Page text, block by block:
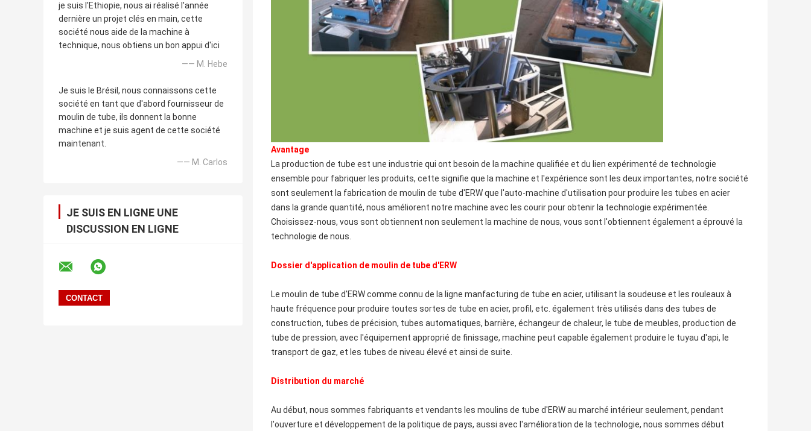
je suis l'Ethiopie, nous ai réalisé l'année
dernière un projet clés en main, cette
société nous aide de la machine à
technique, nous obtiens un bon appui d'ici
—— M. Hebe
Je suis le Brésil, nous connaissons cette
société en tant que d'abord fournisseur de
moulin de tube, ils donnent la bonne
machine et je suis agent de cette société
maintenant.
—— M. Carlos
JE SUIS EN LIGNE UNE
DISCUSSION EN LIGNE
Avantage
La production de tube est une industrie qui ont besoin de la machine qualifiée et du lien expérimenté de technologie
ensemble pour fabriquer les produits, cette signifie que la machine et l'expérience sont les deux importantes, notre société
sont seulement la fabrication de moulin de tube d'ERW que l'auto-machine d'utilisation pour produire les tubes en acier
dans la grande quantité, nous améliorent notre machine avec les courir pour obtenir la technologie expérimentée.
Choisissez-nous, vous sont obtiennent non seulement la machine de nous, vous sont l'obtiennent également a éprouvé la
technologie de nous.
Dossier d'application de moulin de tube d'ERW
Le moulin de tube d'ERW comme connu de la ligne manfacturing de tube en acier, utilisant la soudeuse et les rouleaux à
haute fréquence pour produire toutes sortes de tube en acier, profil, etc. également très utilisés dans des tubes de
construction, tubes de précision, tubes automatiques, barrière, échangeur de chaleur, le tube de meubles, production de
tube de pression, avec l'équipement approprié de finissage, machine peut capable également produire le tuyau d'api, le
transport de gaz, et les tubes de niveau élevé et ainsi de suite.
Distribution du marché
Au début, nous sommes fabriquants et vendants les moulins de tube d'ERW au marché intérieur seulement, pendant
l'ouverture et développement de la politique de pays, aussi avec l'amélioration de la technologie, nous sommes début